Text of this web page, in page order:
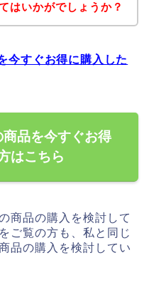
はいかがでしょうか？
今すぐお得に購入した
品を今すぐお得
はこちら
商品の購入を検討して
ご覧の方も、私と同じ
品の購入を検討してい